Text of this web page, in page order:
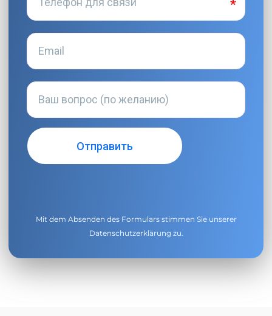
Mit dem Absenden des Formulars stimmen Sie unserer
Datenschutzerklärung zu.